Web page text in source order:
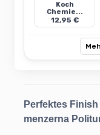
Koch
Chemie...
12,95 €
Perfektes
menzerna